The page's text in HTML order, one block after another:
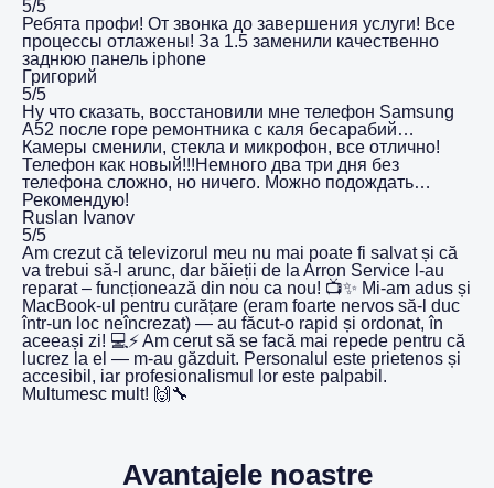
5/5
Ребята профи! От звонка до завершения услуги! Все
процессы отлажены! За 1.5 заменили качественно
заднюю панель iphone
Григорий
5/5
Ну что сказать, восстановили мне телефон Samsung
A52 после горе ремонтника с каля бесарабий…
Камеры сменили, стекла и микрофон, все отлично!
Телефон как новый!!!Немного два три дня без
телефона сложно, но ничего. Можно подождать…
Рекомендую!
Ruslan Ivanov
5/5
Am crezut că televizorul meu nu mai poate fi salvat și că
va trebui să-l arunc, dar băieții de la Arron Service l-au
reparat – funcționează din nou ca nou! 📺✨ Mi-am adus și
MacBook-ul pentru curățare (eram foarte nervos să-l duc
într-un loc neîncrezat) — au făcut-o rapid și ordonat, în
aceeași zi! 💻⚡️ Am cerut să se facă mai repede pentru că
lucrez la el — m-au găzduit. Personalul este prietenos și
accesibil, iar profesionalismul lor este palpabil.
Multumesc mult! 🙌🔧
Avantajele noastre